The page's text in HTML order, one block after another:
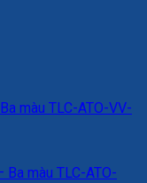
màu TLC-ATO-VV-